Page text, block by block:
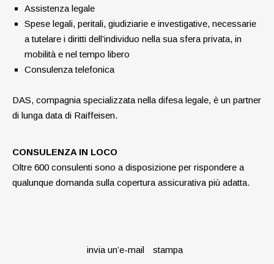
Assistenza legale
Spese legali, peritali, giudiziarie e investigative, necessarie
a tutelare i diritti dell’individuo nella sua sfera privata, in
mobilità e nel tempo libero
Consulenza telefonica
DAS, compagnia specializzata nella difesa legale, è un partner
di lunga data di Raiffeisen.
CONSULENZA IN LOCO
Oltre 600 consulenti sono a disposizione per rispondere a
qualunque domanda sulla copertura assicurativa più adatta.
invia un’e-mail stampa